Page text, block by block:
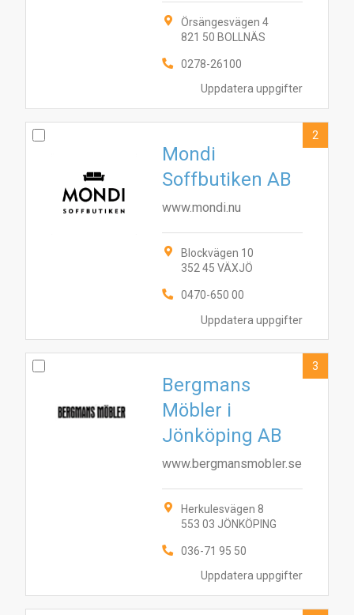
Uppdatera uppgifter
Örsängesvägen 4
821 50 BOLLNÄS
0278-26100
Uppdatera uppgifter
Mondi
Soffbutiken AB
www.mondi.nu
Blockvägen 10
352 45 VÄXJÖ
0470-650 00
2
Uppdatera uppgifter
Bergmans
Möbler i
Jönköping AB
www.bergmansmobler.se
Herkulesvägen 8
553 03 JÖNKÖPING
036-71 95 50
3